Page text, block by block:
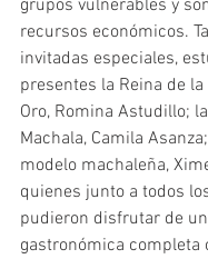
grupos vulnerables y
recursos económicos.
invitadas especiales,
presentes la Reina de
Oro, Romina Astudillo;
Machala, Camila
modelo machaleña,
quienes junto a todos
pudieron disfrutar de
gastronómica completa